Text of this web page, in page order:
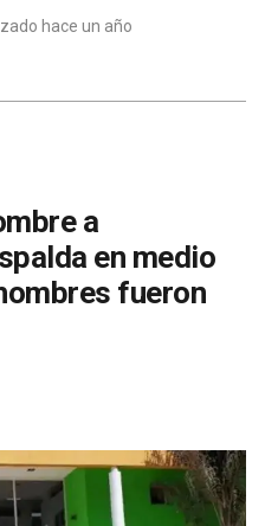
hace un año
a
en medio
fueron